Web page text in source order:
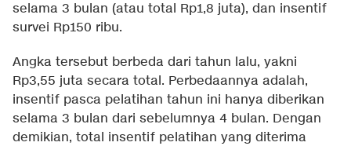
selama 3 bulan (atau total Rp1,8 juta), dan insentif
survei Rp150 ribu.
Angka tersebut berbeda dari tahun lalu, yakni
Rp3,55 juta secara total. Perbedaannya adalah,
insentif pasca pelatihan tahun ini hanya diberikan
selama 3 bulan dari sebelumnya 4 bulan. Dengan
demikian, total insentif pelatihan yang diterima